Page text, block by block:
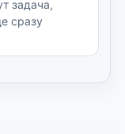
задача,
сразу